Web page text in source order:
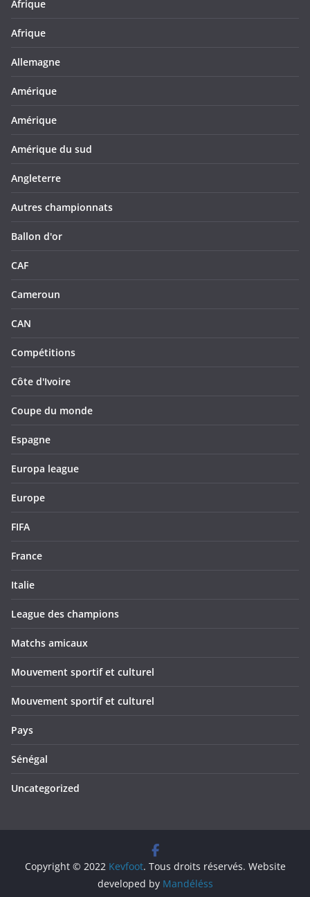
Afrique
Afrique
Allemagne
Amérique
Amérique
Amérique du sud
Angleterre
Autres championnats
Ballon d'or
CAF
Cameroun
CAN
Compétitions
Côte d'Ivoire
Coupe du monde
Espagne
Europa league
Europe
FIFA
France
Italie
League des champions
Matchs amicaux
Mouvement sportif et culturel
Mouvement sportif et culturel
Pays
Sénégal
Uncategorized
Copyright © 2022 Kevfoot. Tous droits réservés. Website
developed by Mandéléss